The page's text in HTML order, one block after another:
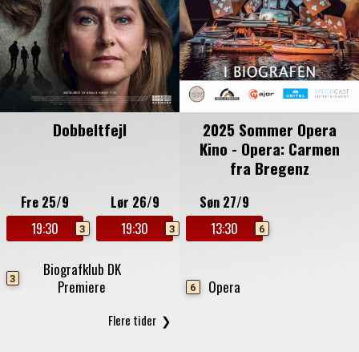
Dobbeltfejl
Fre 25/9
19:30
3
Lør 26/9
19:30
3
3
Biografklub DK
Premiere
2025 Sommer Opera
Kino - Opera: Carmen
fra Bregenz
Søn 27/9
13:30
6
6 Opera